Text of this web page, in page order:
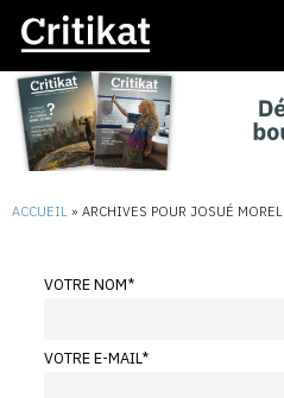
ACCUEIL » ARCHIVES POUR JOSUÉ MOREL
VOTRE NOM*
VOTRE E-MAIL*